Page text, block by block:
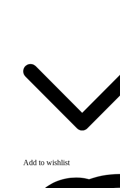
Add to wishlist